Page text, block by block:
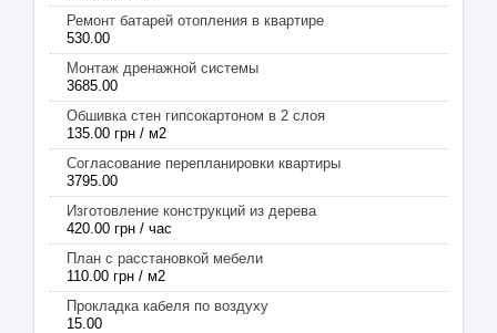
Ремонт батарей отопления в квартире
530.00
Монтаж дренажной системы
3685.00
Обшивка стен гипсокартоном в 2 слоя
135.00 грн / м2
Согласование перепланировки квартиры
3795.00
Изготовление конструкций из дерева
420.00 грн / час
План с расстановкой мебели
110.00 грн / м2
Прокладка кабеля по воздуху
15.00